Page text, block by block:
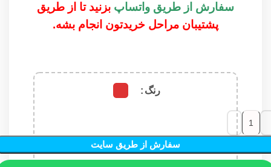
سفارش از طریق واتساپ بزنید تا از طریق
پشتیبان مراحل خریدتون انجام بشه.
رنگ
سفارش از طریق سایت